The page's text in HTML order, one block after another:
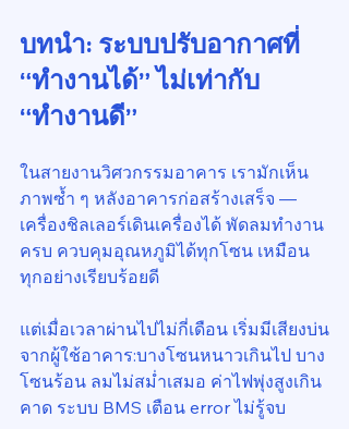
บทนำ: ระบบปรับอากาศที่
“ทำงานได้” ไม่เท่ากับ
“ทำงานดี”
ในสายงานวิศวกรรมอาคาร เรามักเห็น
ภาพซ้ำ ๆ หลังอาคารก่อสร้างเสร็จ —
เครื่องชิลเลอร์เดินเครื่องได้ พัดลมทำงาน
ครบ ควบคุมอุณหภูมิได้ทุกโซน เหมือน
ทุกอย่างเรียบร้อยดี
แต่เมื่อเวลาผ่านไปไม่กี่เดือน เริ่มมีเสียงบ่น
จากผู้ใช้อาคาร:บางโซนหนาวเกินไป บาง
โซนร้อน ลมไม่สม่ำเสมอ ค่าไฟพุ่งสูงเกิน
คาด ระบบ BMS เตือน error ไม่รู้จบ